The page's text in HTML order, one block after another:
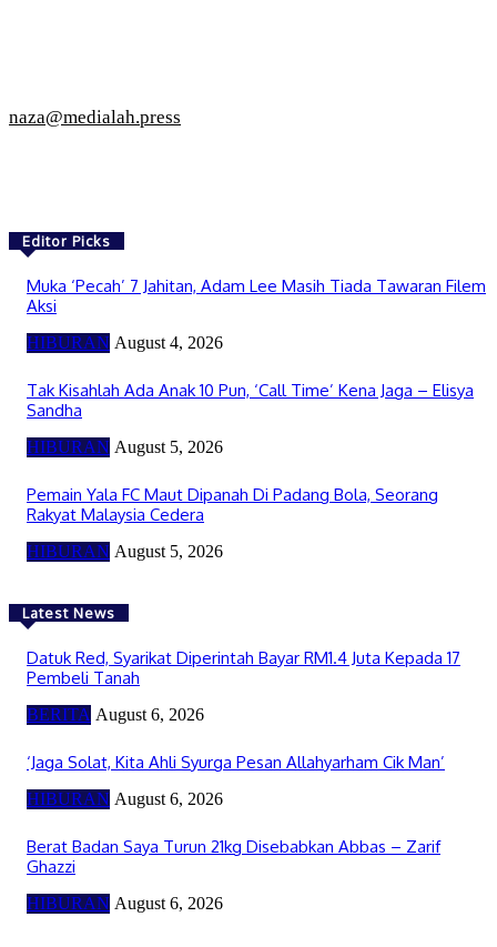
naza@medialah.press
Editor Picks
Muka ‘Pecah’ 7 Jahitan, Adam Lee Masih Tiada Tawaran Filem
Aksi
HIBURAN August 4, 2026
Tak Kisahlah Ada Anak 10 Pun, ‘Call Time’ Kena Jaga – Elisya
Sandha
HIBURAN August 5, 2026
Pemain Yala FC Maut Dipanah Di Padang Bola, Seorang
Rakyat Malaysia Cedera
HIBURAN August 5, 2026
Latest News
Datuk Red, Syarikat Diperintah Bayar RM1.4 Juta Kepada 17
Pembeli Tanah
BERITA August 6, 2026
‘Jaga Solat, Kita Ahli Syurga Pesan Allahyarham Cik Man’
HIBURAN August 6, 2026
Berat Badan Saya Turun 21kg Disebabkan Abbas – Zarif
Ghazzi
HIBURAN August 6, 2026